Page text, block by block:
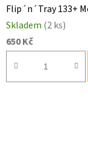
Flip´n´Tray 133+
Skladem (2 ks)
650 Kč